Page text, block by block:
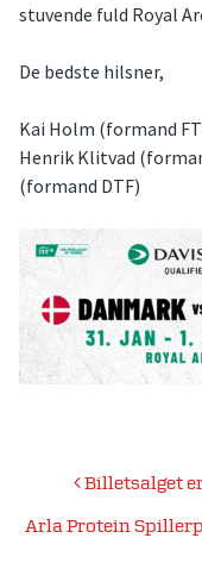
stuvende fuld Royal
De bedste hilsner,
Kai Holm (formand
Henrik Klitvad
(formand DTF)
Billetsalget
Arla Protein